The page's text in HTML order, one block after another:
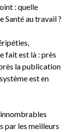
: quelle
Santé au travail ?
fait est là : près
la publication
est en
par les meilleurs